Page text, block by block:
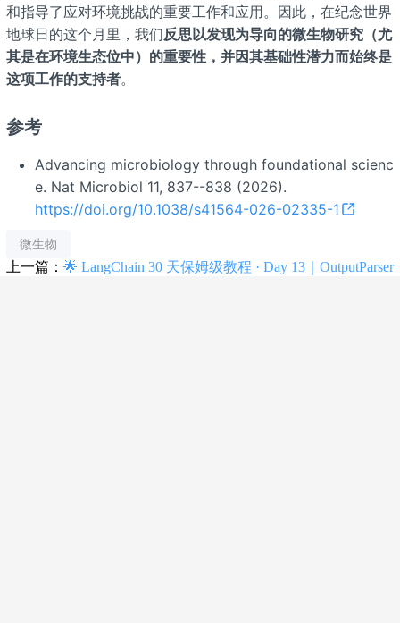
和指导了应对环境挑战的重要工作和应用。因此，在纪念世界
地球日的这个月里，我们反思以发现为导向的微生物研究（尤
其是在环境生态位中）的重要性，并因其基础性潜力而始终是
这项工作的支持者。
参考
Advancing microbiology through foundational scienc
e. Nat Microbiol 11, 837--838 (2026).
https://doi.org/10.1038/s41564-026-02335-1
微生物
上一篇： 🌟 LangChain 30 天保姆级教程 · Day 13｜OutputParser